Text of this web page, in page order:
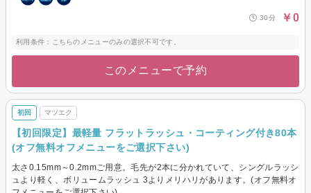
30分 ￥0
利用条件：こちらのメニューのみの選択不可です。
このメニューで予約
初回 マツエク
【初回限定】最軽量 フラットラッシュ・コーティング付き80本
(オフ無料オフメニューをご選択下さい)
太さ0.15mm～0.2mmご用意。毛先が2本に分かれていて、シングルラッシ
ュより軽く、ボリュームラッシュ 3よりメリハリがあります。(オフ無料オ